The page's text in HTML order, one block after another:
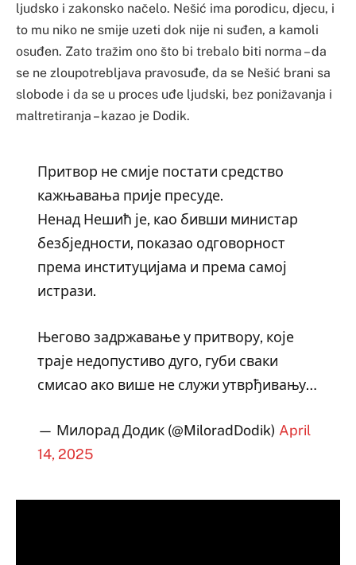
ljudsko i zakonsko načelo. Nešić ima porodicu, djecu, i
to mu niko ne smije uzeti dok nije ni suđen, a kamoli
osuđen. Zato tražim ono što bi trebalo biti norma – da
se ne zloupotrebljava pravosuđe, da se Nešić brani sa
slobode i da se u proces uđe ljudski, bez ponižavanja i
maltretiranja – kazao je Dodik.
Притвор не смије постати средство
кажњавања прије пресуде.
Ненад Нешић је, као бивши министар
безбједности, показао одговорност
према институцијама и према самој
истрази.
Његово задржавање у притвору, које
траје недопустиво дуго, губи сваки
смисао ако више не служи утврђивању…
— Милорад Додик (@MiloradDodik) April
14, 2025